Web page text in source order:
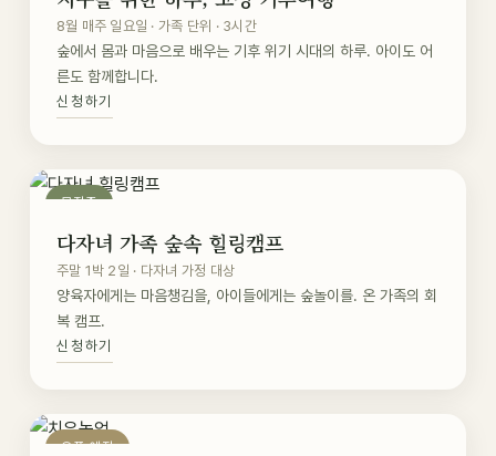
8월 매주 일요일 · 가족 단위 · 3시간
숲에서 몸과 마음으로 배우는 기후 위기 시대의 하루. 아이도 어
른도 함께합니다.
신청하기
모집중
다자녀 가족 숲속 힐링캠프
주말 1박 2일 · 다자녀 가정 대상
양육자에게는 마음챙김을, 아이들에게는 숲놀이를. 온 가족의 회
복 캠프.
신청하기
오픈 예정